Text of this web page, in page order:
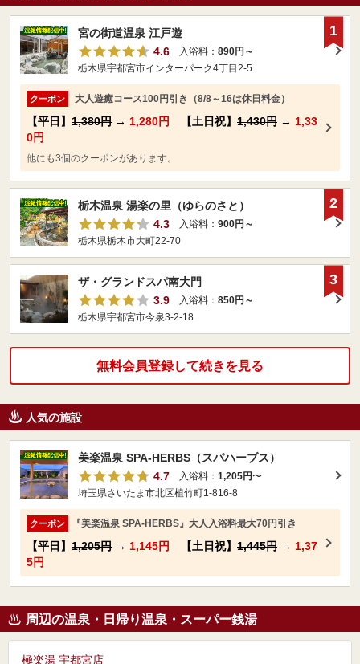
宮の街道温泉 江戸遊
4.6
入浴料： 890円～
栃木県宇都宮市インターパーク4丁目2-5
クーポン 大人遊癒コース100円引き（8/8～16は休日料金）
【平日】 1,380円 → 1,280円 【土日祝】 1,430円 → 1,33
0円
他にも3個のクーポンがあります。
1
栃木温泉 湯楽の里（ゆらのさと）
4.3
入浴料： 900円～
栃木県栃木市大町22-70
2
ザ・グランドスパ南大門
3.9
入浴料： 850円～
栃木県宇都宮市今泉3-2-18
3
無料会員登録して続きを見る
人気の施設
美楽温泉 SPA-HERBS（スパハーブス）
4.7
入浴料： 1,205円〜
埼玉県さいたま市北区植竹町1-816-8
クーポン 『美楽温泉 SPA-HERBS』大人入浴料最大70円引き
【平日】 1,205円 → 1,145円 【土日祝】 1,445円 → 1,37
5円
周辺の温泉・日帰り温泉・スーパー銭湯
極楽湯 宇都宮店